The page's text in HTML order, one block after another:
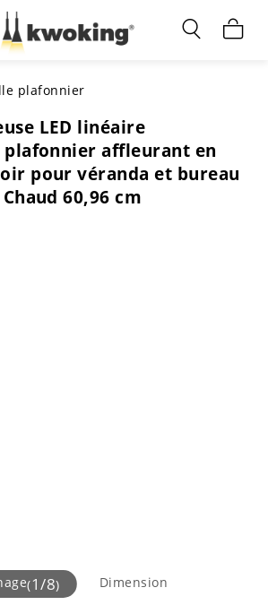
de salon
DE SALON
intérieur
extérieur
POUR
plafonnier
LED linéaire
affleurant en
pour véranda et bureau
60,96 cm
(1/8) Dimension